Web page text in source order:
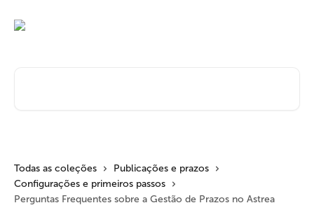
Todas as coleções
Publicações e prazos
Configurações e primeiros passos
Perguntas Frequentes sobre a Gestão de Prazos no Astrea